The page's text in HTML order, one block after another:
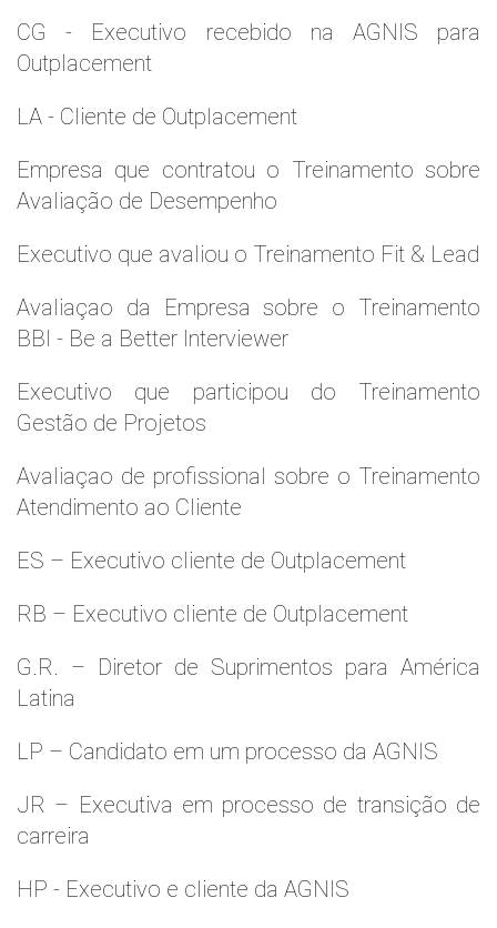
CG - Executivo recebido na AGNIS para
Outplacement
LA - Cliente de Outplacement
Empresa que contratou o Treinamento sobre
Avaliação de Desempenho
Executivo que avaliou o Treinamento Fit & Lead
Avaliaçao da Empresa sobre o Treinamento
BBI - Be a Better Interviewer
Executivo que participou do Treinamento
Gestão de Projetos
Avaliaçao de profissional sobre o Treinamento
Atendimento ao Cliente
ES – Executivo cliente de Outplacement
RB – Executivo cliente de Outplacement
G.R. – Diretor de Suprimentos para América
Latina
LP – Candidato em um processo da AGNIS
JR – Executiva em processo de transição de
carreira
HP - Executivo e cliente da AGNIS